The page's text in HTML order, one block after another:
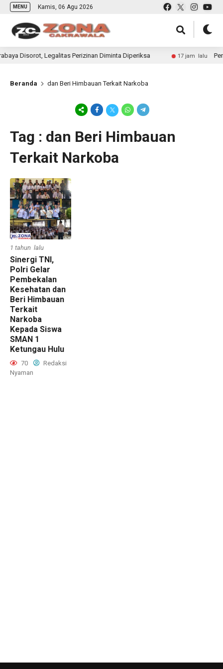
MENU Kamis, 06 Agu 2026
Disorot, Legalitas Perizinan Diminta Diperiksa 17 jam lalu
Beranda dan Beri Himbauan Terkait Narkoba
Tag : dan Beri Himbauan
Terkait Narkoba
1 tahun lalu
Sinergi TNI,
Polri Gelar
Pembekalan
Kesehatan dan
Beri Himbauan
Terkait
Narkoba
Kepada Siswa
SMAN 1
Ketungau Hulu
70
Redaksi
Nyaman